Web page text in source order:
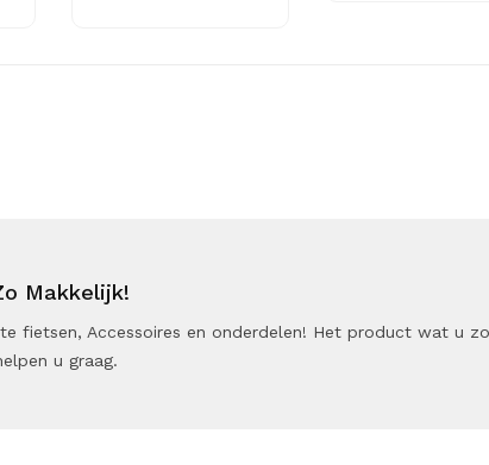
Makkelijk!
fietsen, Accessoires en onderdelen! Het product wat u
u graag.